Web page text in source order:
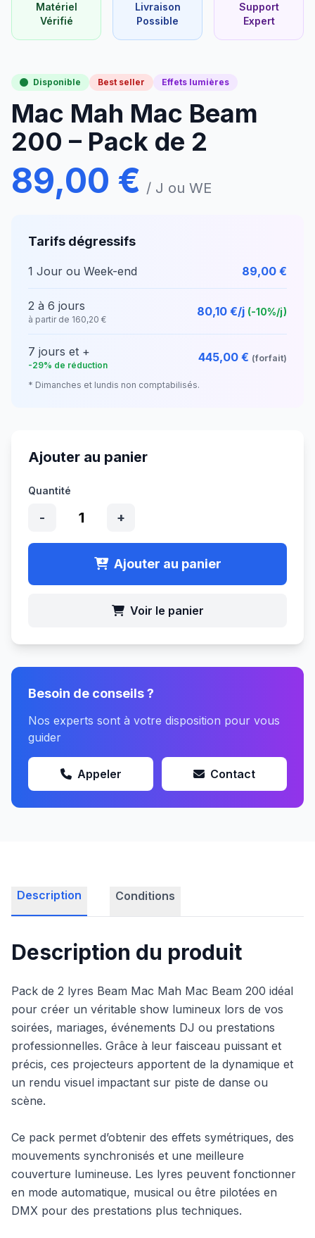
Matériel
Vérifié
Livraison
Possible
Support
Expert
Disponible Best seller Effets lumières
Mac Mah Mac Beam
200 – Pack de 2
89,00 € / J ou WE
Tarifs dégressifs
1 Jour ou Week-end 89,00 €
2 à 6 jours
à partir de 160,20 €
80,10 €/j (-10%/j)
7 jours et +
-29% de réduction
445,00 € (forfait)
* Dimanches et lundis non comptabilisés.
Ajouter au panier
Quantité
- 1 +
Ajouter au panier
Voir le panier
Besoin de conseils ?
Nos experts sont à votre disposition pour vous
guider
Appeler Contact
Description Conditions
Description du produit
Pack de 2 lyres Beam Mac Mah Mac Beam 200 idéal
pour créer un véritable show lumineux lors de vos
soirées, mariages, événements DJ ou prestations
professionnelles. Grâce à leur faisceau puissant et
précis, ces projecteurs apportent de la dynamique et
un rendu visuel impactant sur piste de danse ou
scène.
Ce pack permet d’obtenir des effets symétriques, des
mouvements synchronisés et une meilleure
couverture lumineuse. Les lyres peuvent fonctionner
en mode automatique, musical ou être pilotées en
DMX pour des prestations plus techniques.